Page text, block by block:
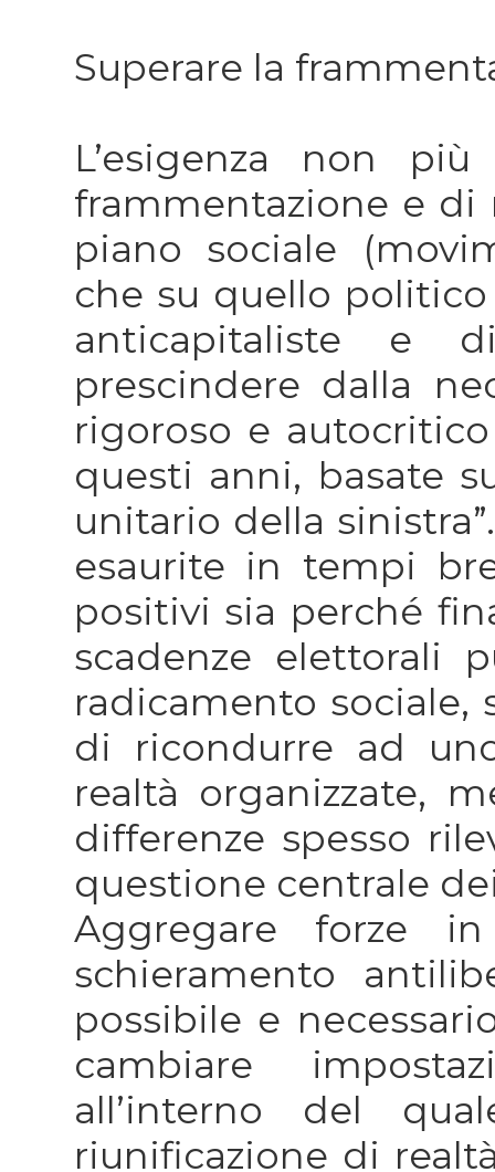
Superare la
L’esigenza non
frammentazione e di
piano sociale
che su quello
anticapitaliste e
prescindere dalla
rigoroso e
questi anni, basate
unitario della
esaurite in tempi
positivi sia perché
scadenze elettorali
radicamento sociale,
di ricondurre ad
realtà organizzate,
differenze spesso
questione centrale
Aggregare forze
schieramento
possibile e
cambiare
all’interno del
riunificazione di